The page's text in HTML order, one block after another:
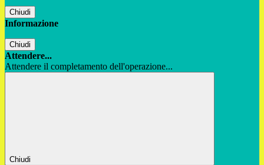
Chiudi
Informazione
Chiudi
Attendere...
Attendere il completamento dell'operazione...
Chiudi